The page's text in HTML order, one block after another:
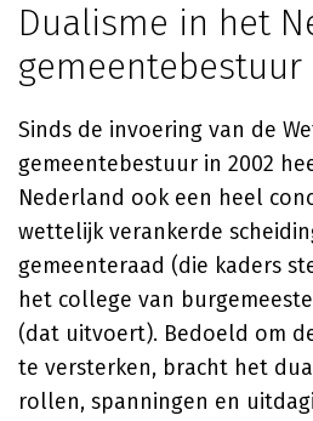
Dualisme in het
gemeentebestuur
Sinds de invoering van de
gemeentebestuur in 2002
Nederland ook een heel
wettelijk verankerde
gemeenteraad (die kaders
het college van
(dat uitvoert). Bedoeld om
te versterken, bracht het
rollen, spanningen en